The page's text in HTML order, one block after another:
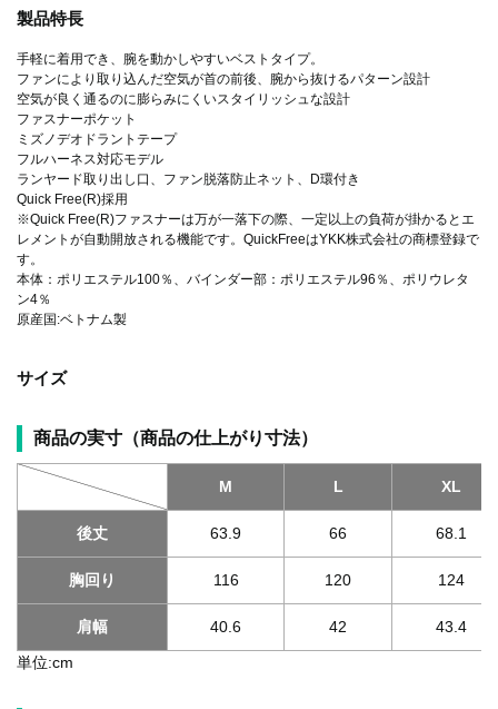
製品特長
手軽に着用でき、腕を動かしやすいベストタイプ。
ファンにより取り込んだ空気が首の前後、腕から抜けるパターン設計
空気が良く通るのに膨らみにくいスタイリッシュな設計
ファスナーポケット
ミズノデオドラントテープ
フルハーネス対応モデル
ランヤード取り出し口、ファン脱落防止ネット、D環付き
Quick Free(R)採用
※Quick Free(R)ファスナーは万が一落下の際、一定以上の負荷が掛かるとエ
レメントが自動開放される機能です。QuickFreeはYKK株式会社の商標登録で
す。
本体：ポリエステル100％、バインダー部：ポリエステル96％、ポリウレタ
ン4％
原産国:ベトナム製
サイズ
商品の実寸（商品の仕上がり寸法）
M L XL
後丈 63.9 66 68.1
胸回り 116 120 124
肩幅 40.6 42
43.4
単位:cm